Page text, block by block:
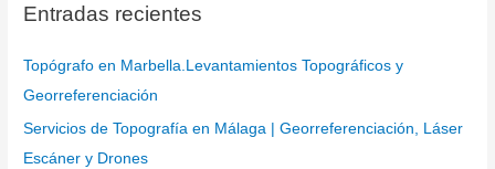
Entradas recientes
Topógrafo en Marbella.Levantamientos Topográficos y
Georreferenciación
Servicios de Topografía en Málaga | Georreferenciación, Láser
Escáner y Drones